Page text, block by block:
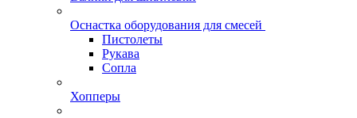
Оснастка оборудования для смесей
Пистолеты
Рукава
Сопла
Хопперы